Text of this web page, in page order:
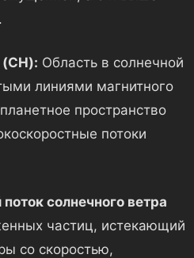
Область в солнечной
линиями магнитного
пространство
потоки
солнечного ветра
частиц, истекающий
со скоростью,